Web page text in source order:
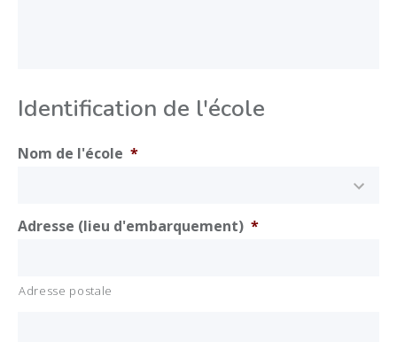
DOCUMENTATION ET ÉVÉNEMENTS
Identification de l'école
Nom de l'école *
Adresse (lieu d'embarquement) *
Adresse postale